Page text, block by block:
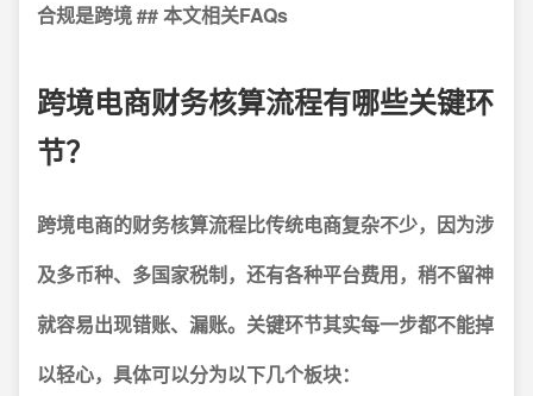
合规是跨境 ## 本文相关FAQs
跨境电商财务核算流程有哪些关键环
节？
跨境电商的财务核算流程比传统电商复杂不少，因为涉
及多币种、多国家税制，还有各种平台费用，稍不留神
就容易出现错账、漏账。关键环节其实每一步都不能掉
以轻心，具体可以分为以下几个板块：